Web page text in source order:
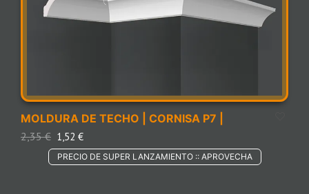
MOLDURA DE TECHO | CORNISA P7 |
2,35€ 1,52 €
PRECIO DE SUPER LANZAMIENTO :: APROVECHA